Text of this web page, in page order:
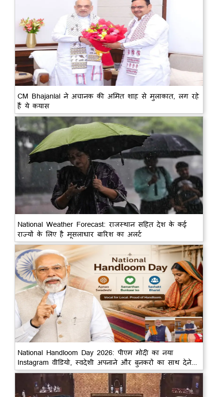
CM Bhajanlal ने अचानक की अमित शाह से मुलाकात, लग रहे
हैं ये कयास
National Weather Forecast: राजस्थान सहित देश के कई
राज्यों के लिए है मूसलाधार बारिश का अलर्ट
National Handloom Day 2026: पीएम मोदी का नया
Instagram वीडियो, स्वदेशी अपनाने और बुनकरों का साथ देने...